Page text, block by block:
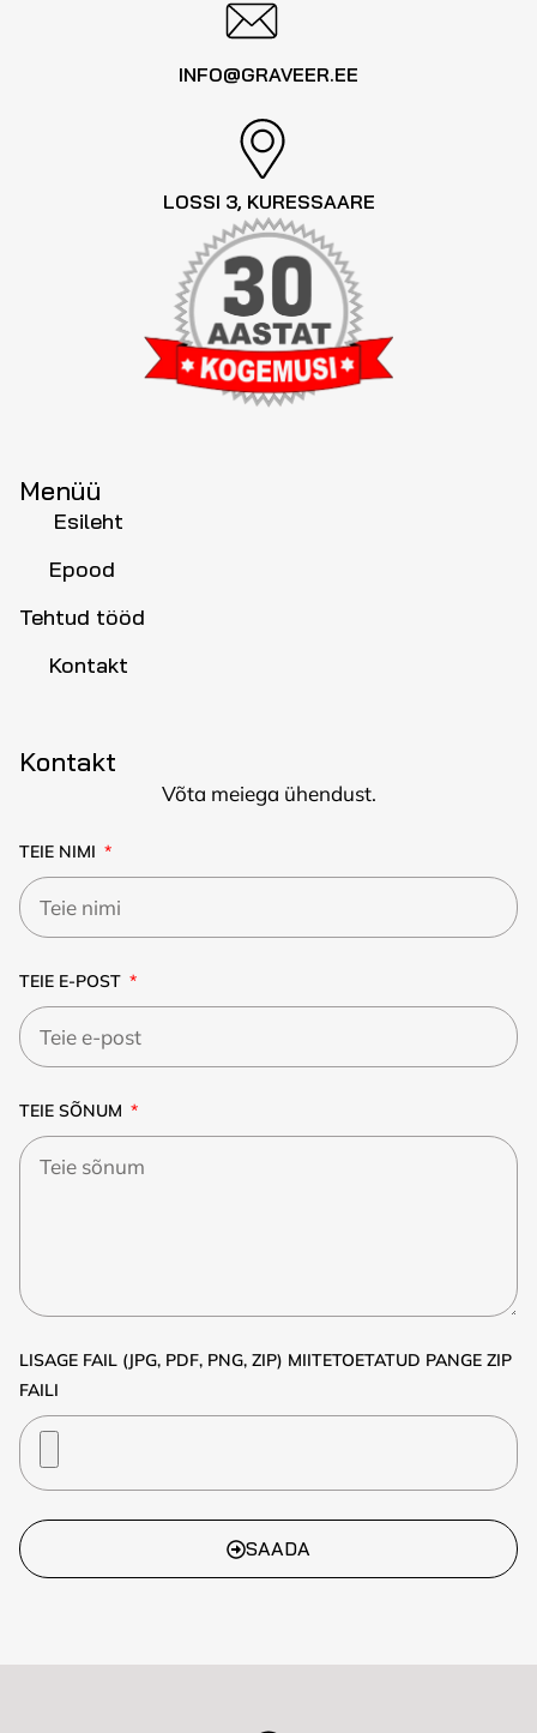
INFO@GRAVEER.EE
LOSSI 3, KURESSAARE
Menüü
Esileht
Epood
Tehtud tööd
Kontakt
Kontakt
Võta meiega ühendust.
TEIE NIMI
TEIE E-POST
TEIE SÕNUM
LISAGE FAIL (JPG, PDF, PNG, ZIP) MIITETOETATUD PANGE ZIP
FAILI
SAADA